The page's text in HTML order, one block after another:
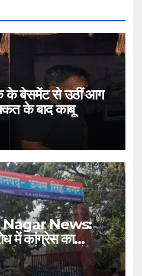
के बेसमेंट से उठीं आग
के बाद काबू
News:
में कांग्रेस का
धरने पर बैठे